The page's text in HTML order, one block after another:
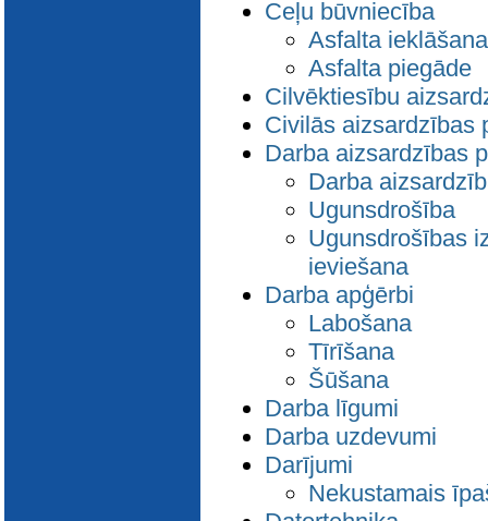
Ceļu būvniecība
Asfalta ieklāšana
Asfalta piegāde
Cilvēktiesību
Civilās aizsardzības
Darba aizsardzības
Darba
Ugunsdrošība
Ugunsdrošības
ieviešana
Darba apģērbi
Labošana
Tīrīšana
Šūšana
Darba līgumi
Darba uzdevumi
Darījumi
Nekustamais